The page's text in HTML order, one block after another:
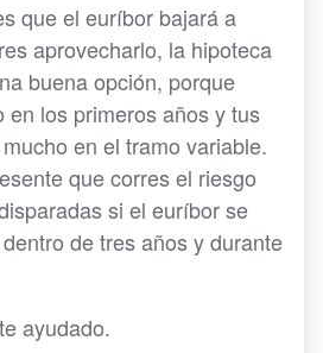
que el euríbor bajará a
aprovecharlo, la hipoteca
buena opción, porque
en los primeros años y tus
en el tramo variable.
que corres el riesgo
si el euríbor se
de tres años y durante
ayudado.